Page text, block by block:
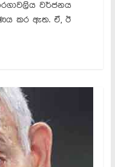
වර්ජනය
කර ඇත. ඒ, ඊ